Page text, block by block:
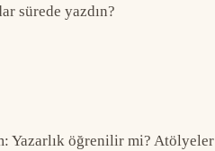
sürede yazdın?
Yazarlık öğrenilir mi? Atölyeler